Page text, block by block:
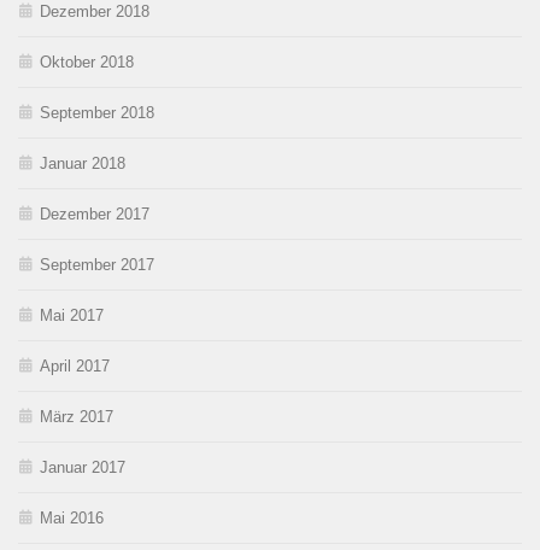
Dezember 2018
Oktober 2018
September 2018
Januar 2018
Dezember 2017
September 2017
Mai 2017
April 2017
März 2017
Januar 2017
Mai 2016